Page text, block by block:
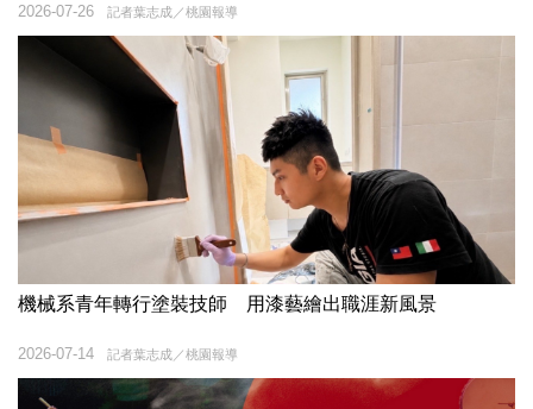
記者葉志成／桃園報導
2026-07-26
機械系青年轉行塗裝技師 用漆藝繪出職涯新風景
記者葉志成／桃園報導
2026-07-14